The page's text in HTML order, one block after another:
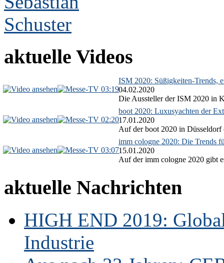
aktuelle Videos
03:19
ISM 2020: Süßigkeiten-Trends,
04.02.2020
Die Aussteller der ISM 2020 in
02:20
boot 2020: Luxusyachten der
17.01.2020
Auf der boot 2020 in Düsseldorf
03:07
imm cologne 2020: Die Trends
15.01.2020
Auf der imm cologne 2020 gibt
aktuelle Nachrichten
HIGH END 2019:
Industrie